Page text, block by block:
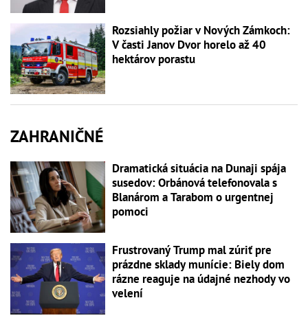
Rozsiahly požiar v Nových Zámkoch:
V časti Janov Dvor horelo až 40
hektárov porastu
ZAHRANIČNÉ
Dramatická situácia na Dunaji spája
susedov: Orbánová telefonovala s
Blanárom a Tarabom o urgentnej
pomoci
Frustrovaný Trump mal zúriť pre
prázdne sklady munície: Biely dom
rázne reaguje na údajné nezhody vo
velení